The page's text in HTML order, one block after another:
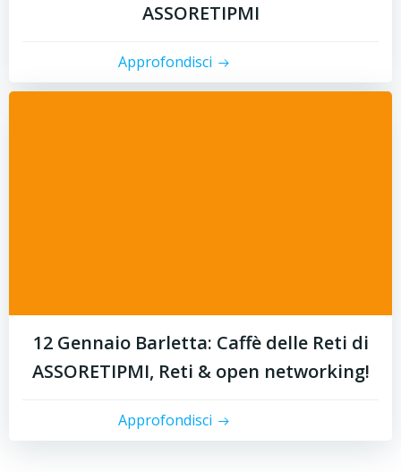
ASSORETIPMI
Approfondisci
12 Gennaio Barletta: Caffè delle Reti di
ASSORETIPMI, Reti & open networking!
Approfondisci